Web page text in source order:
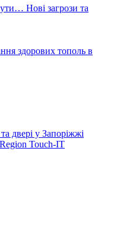
Нові загрози та
здорових тополь в
двері у Запоріжжі
Region Touch-IT